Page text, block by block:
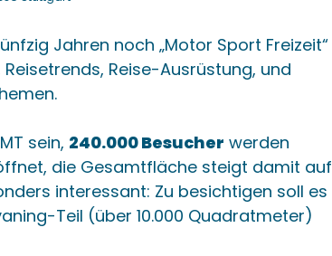
Jahren noch „Motor Sport Freizeit“
Reise-Ausrüstung, und
sein, 240.000 Besucher werden
die Gesamtfläche steigt damit auf
interessant: Zu besichtigen soll es
Teil (über 10.000 Quadratmeter)